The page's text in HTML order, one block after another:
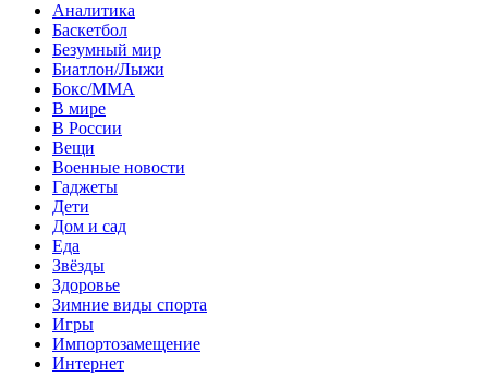
Аналитика
Баскетбол
Безумный мир
Биатлон/Лыжи
Бокс/MMA
В мире
В России
Вещи
Военные новости
Гаджеты
Дети
Дом и сад
Еда
Звёзды
Здоровье
Зимние виды спорта
Игры
Импортозамещение
Интернет